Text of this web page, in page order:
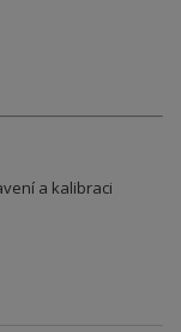
a kalibraci